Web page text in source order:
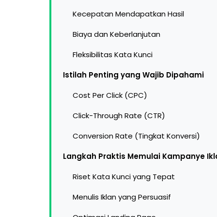
Kecepatan Mendapatkan Hasil
Biaya dan Keberlanjutan
Fleksibilitas Kata Kunci
Istilah Penting yang Wajib Dipahami
Cost Per Click (CPC)
Click-Through Rate (CTR)
Conversion Rate (Tingkat Konversi)
Langkah Praktis Memulai Kampanye
Riset Kata Kunci yang Tepat
Menulis Iklan yang Persuasif